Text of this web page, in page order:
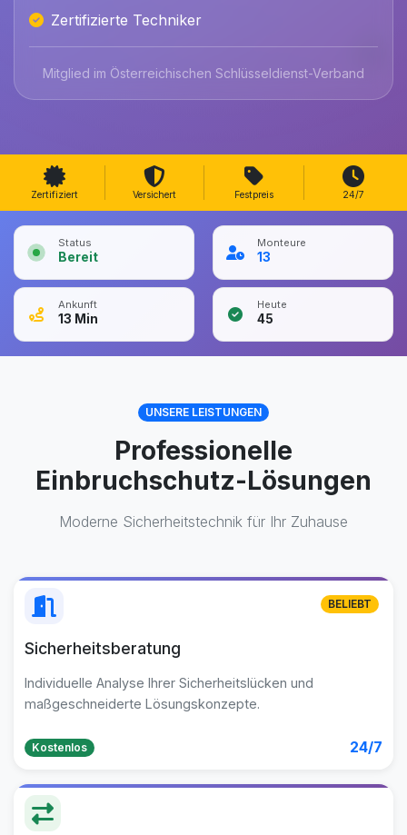
Zertifizierte Techniker
Mitglied im Österreichischen Schlüsseldienst-Verband
Zertifiziert Versichert Festpreis 24/7
Status
Bereit
Monteure
13
Ankunft
13 Min
Heute
45
UNSERE LEISTUNGEN
Professionelle
Einbruchschutz-Lösungen
Moderne Sicherheitstechnik für Ihr Zuhause
Sicherheitsberatung
Individuelle Analyse Ihrer Sicherheitslücken und
maßgeschneiderte Lösungskonzepte.
Kostenlos 24/7
BELIEBT